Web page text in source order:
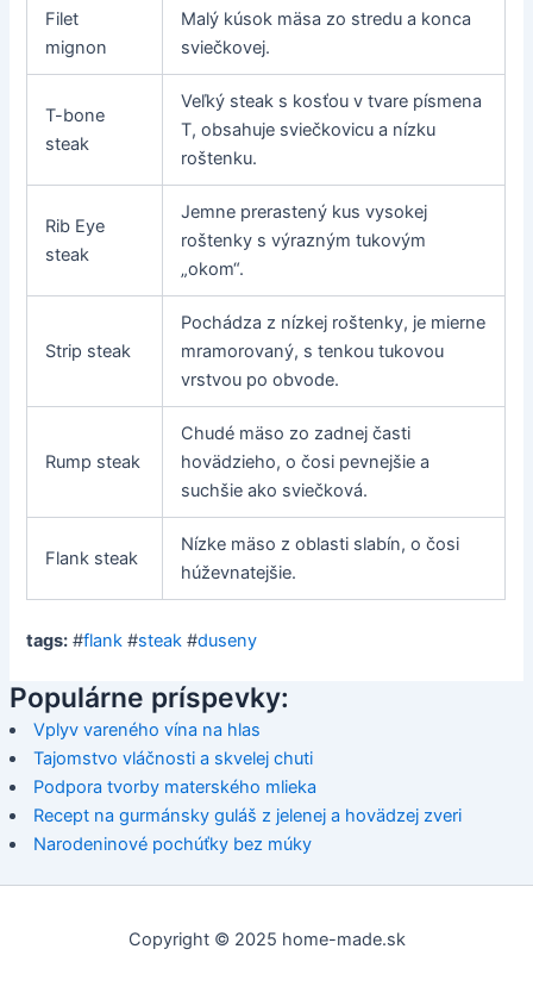
Filet
mignon
Malý kúsok mäsa zo stredu a konca
sviečkovej.
T-bone
steak
Veľký steak s kosťou v tvare písmena
T, obsahuje sviečkovicu a nízku
roštenku.
Rib Eye
steak
Jemne prerastený kus vysokej
roštenky s výrazným tukovým
„okom“.
Strip steak
Pochádza z nízkej roštenky, je mierne
mramorovaný, s tenkou tukovou
vrstvou po obvode.
Rump steak
Chudé mäso zo zadnej časti
hovädzieho, o čosi pevnejšie a
suchšie ako sviečková.
Flank steak
Nízke mäso z oblasti slabín, o čosi
húževnatejšie.
tags: #flank #steak #duseny
Populárne príspevky:
Vplyv vareného vína na hlas
Tajomstvo vláčnosti a skvelej chuti
Podpora tvorby materského mlieka
Recept na gurmánsky guláš z jelenej a hovädzej zveri
Narodeninové pochúťky bez múky
Copyright © 2025 home-made.sk